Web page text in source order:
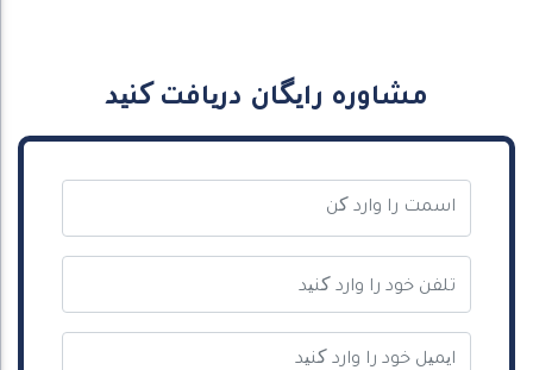
مشاوره رایگان دریافت کنید